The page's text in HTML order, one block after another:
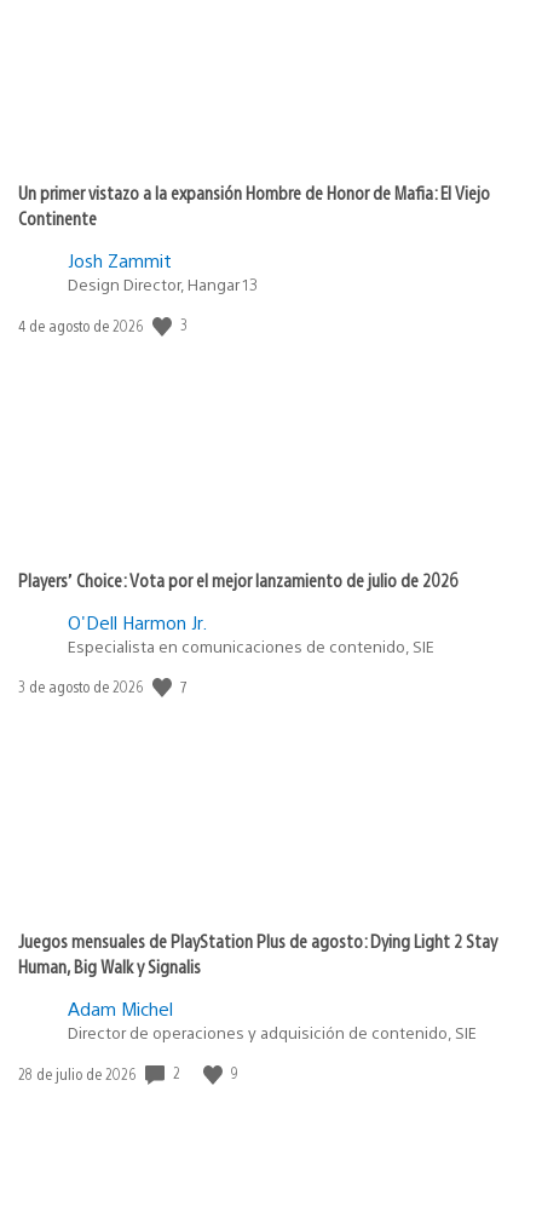
Un primer vistazo a la expansión Hombre de Honor de Mafia: El Viejo
Continente
Josh Zammit
Design Director, Hangar 13
Fecha
4 de agosto de 2026 3
Players’ Choice: Vota por el mejor lanzamiento de julio de 2026
O'Dell Harmon Jr.
Especialista en comunicaciones de contenido, SIE
Fecha
3 de agosto de 2026 7
Juegos mensuales de PlayStation Plus de agosto: Dying Light 2 Stay
Human, Big Walk y Signalis
Adam Michel
Director de operaciones y adquisición de contenido, SIE
Fecha
28 de julio de 2026 2 9